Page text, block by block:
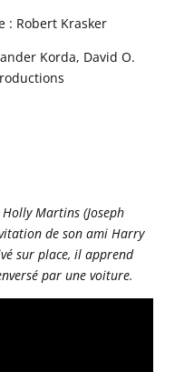
: Robert Krasker
Korda, David O.
Martins (Joseph
de son ami Harry
sur place, il apprend
par une voiture.